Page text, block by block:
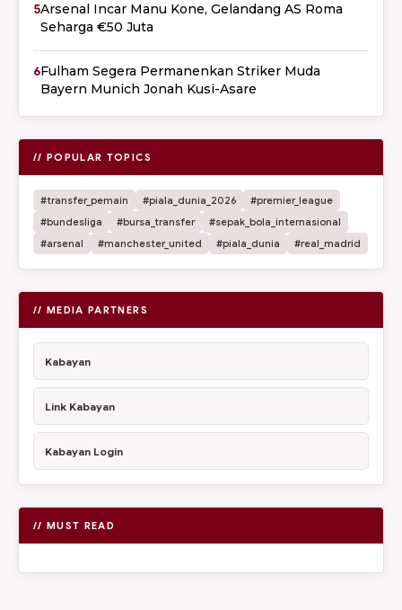
5Arsenal Incar Manu Kone, Gelandang AS Roma
Seharga €50 Juta
6Fulham Segera Permanenkan Striker Muda
Bayern Munich Jonah Kusi-Asare
// POPULAR TOPICS
#transfer_pemain #piala_dunia_2026
#premier_league
#bundesliga
#bursa_transfer
#sepak_bola_internasional
#arsenal
#manchester_united #piala_dunia #real_madrid
// MEDIA PARTNERS
Kabayan
Link Kabayan
Kabayan Login
// MUST READ